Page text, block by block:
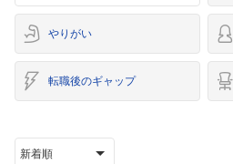
やりがい
転職後のギャップ
新着順